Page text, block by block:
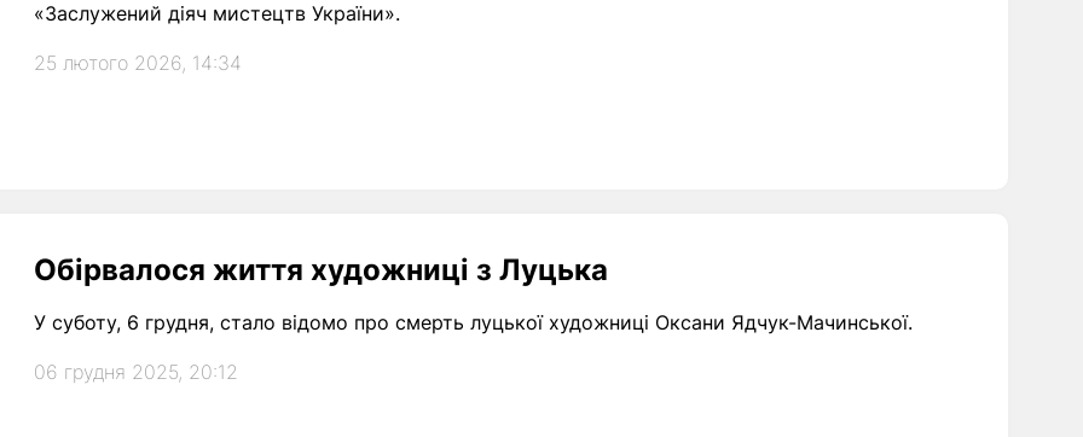
«Заслужений діяч мистецтв України».
25 лютого 2026, 14:34
Обірвалося життя художниці з Луцька
У суботу, 6 грудня, стало відомо про смерть луцької художниці Оксани Ядчук-Мачинської.
06 грудня 2025, 20:12